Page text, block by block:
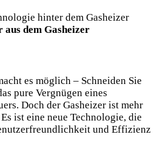
aus dem Gasheizer
es möglich – Schneiden Sie
pure Vergnügen eines
Doch der Gasheizer ist mehr
ist eine neue Technologie, die
und Effizienz